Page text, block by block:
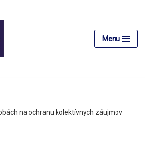
Menu
na ochranu kolektívnych záujmov